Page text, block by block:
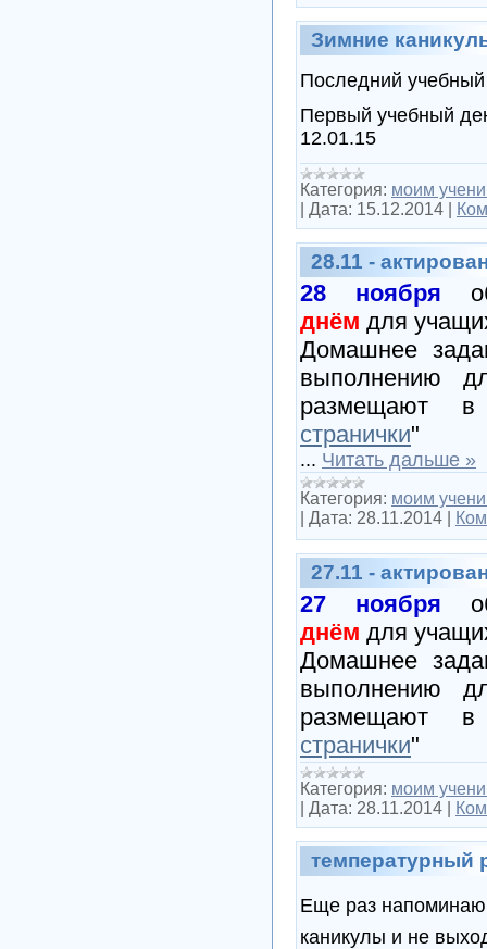
Зимние
Последний
Первый учебный
12.01.15
Категория: моим
Дата: 15.12.2014
28.11 -
28 ноября
днём для
Домашнее
выполнению
размещают
странички"
... Читать дальше »
Категория: моим
Дата: 28.11.2014
27.11 -
27 ноября
днём для
Домашнее
выполнению
размещают
странички"
Категория: моим
Дата: 28.11.2014
температурный
Еще раз напоминаю
каникулы и не